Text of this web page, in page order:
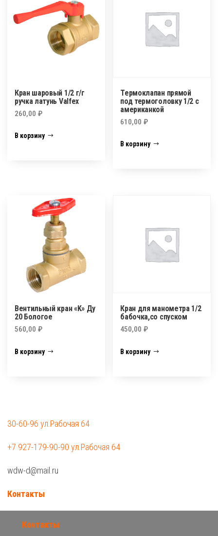
Кран шаровый 1/2 г/г
ручка латунь Valfex
260,00 ₽
В корзину
Термоклапан прямой
под термоголовку 1/2 с
американкой
610,00₽
В корзину
Вентильный кран «K» Ду
20 Бологое
560,00 ₽
В корзину
Кран для манометра 1/2
бабочка,со спуском
450,00₽
В корзину
30-60-96 ул.Рабочая 64
+7 927-179-90-90 ул.Рабочая 64
wdw-d@mail.ru
Контакты
Контакты